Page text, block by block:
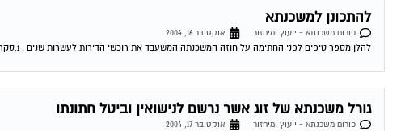
להתכונן למשכנתא
פורום משכנתא - ייעוץ ומיחזור
אוקטובר 16, 2004
להלן מספר טיפים לפני החתימה על חוזה המשכנתה המשעבד את רוכשי הדירות לעשרות שנים . 1.סקר שוק -דבר ראשון מומלץ לעשות שיעורי בית . shopping...
גורל משכנתא של זוג אשר נרשם לנישואין וביטל חתונתו
פורום משכנתא - ייעוץ ומיחזור
אוקטובר 17, 2004